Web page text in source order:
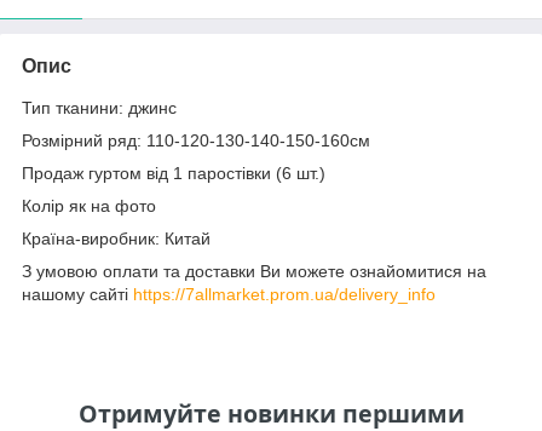
Опис
Тип тканини: джинс
Розмірний ряд: 110-120-130-140-150-160см
Продаж гуртом від 1 паростівки (6 шт.)
Колір як на фото
Країна-виробник: Китай
З умовою оплати та доставки Ви можете ознайомитися на
нашому сайті https://7allmarket.prom.ua/delivery_info
Отримуйте новинки першими